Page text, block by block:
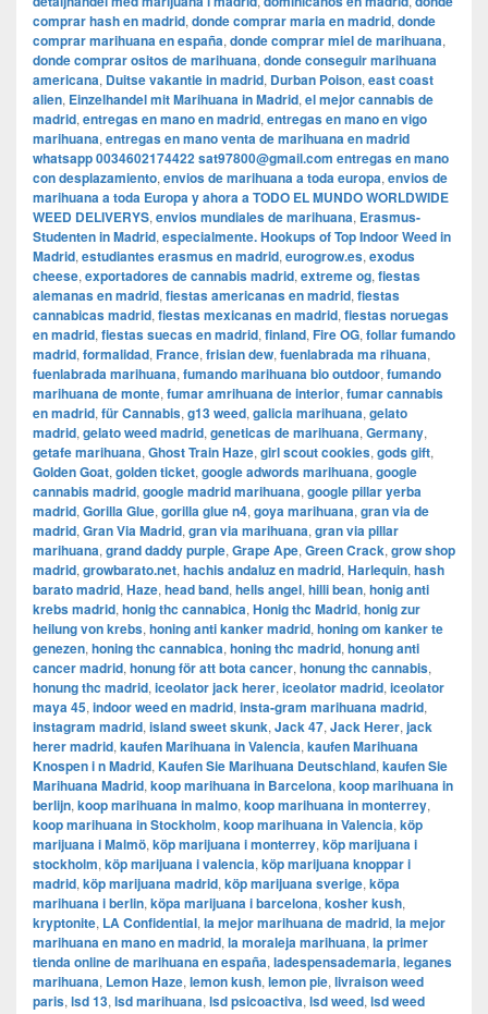
comprar hash en madrid, donde comprar maria en madrid, donde
comprar marihuana en españa, donde comprar miel de marihuana,
donde comprar ositos de marihuana, donde conseguir marihuana
americana, Duitse vakantie in madrid, Durban Poison, east coast
alien, Einzelhandel mit Marihuana in Madrid, el mejor cannabis de
madrid, entregas en mano en madrid, entregas en mano en vigo
marihuana, entregas en mano venta de marihuana en madrid
whatsapp 0034602174422 sat97800@gmail.com entregas en mano
con desplazamiento, envios de marihuana a toda europa, envios de
marihuana a toda Europa y ahora a TODO EL MUNDO WORLDWIDE
WEED DELIVERYS, envios mundiales de marihuana, Erasmus-
Studenten in Madrid, especialmente. Hookups of Top Indoor Weed in
Madrid, estudiantes erasmus en madrid, eurogrow.es, exodus
cheese, exportadores de cannabis madrid, extreme og, fiestas
alemanas en madrid, fiestas americanas en madrid, fiestas
cannabicas madrid, fiestas mexicanas en madrid, fiestas noruegas
en madrid, fiestas suecas en madrid, finland, Fire OG, follar fumando
madrid, formalidad, France, frisian dew, fuenlabrada ma rihuana,
fuenlabrada marihuana, fumando marihuana bio outdoor, fumando
marihuana de monte, fumar amrihuana de interior, fumar cannabis
en madrid, für Cannabis, g13 weed, galicia marihuana, gelato
madrid, gelato weed madrid, geneticas de marihuana, Germany,
getafe marihuana, Ghost Train Haze, girl scout cookies, gods gift,
Golden Goat, golden ticket, google adwords marihuana, google
cannabis madrid, google madrid marihuana, google pillar yerba
madrid, Gorilla Glue, gorilla glue n4, goya marihuana, gran via de
madrid, ​​Gran Via Madrid, gran via marihuana, gran via pillar
marihuana, grand daddy purple, Grape Ape, Green Crack, grow shop
madrid, growbarato.net, hachis andaluz en madrid, Harlequin, hash
barato madrid, Haze, head band, hells angel, hilli bean, honig anti
krebs madrid, honig thc cannabica, Honig thc Madrid, honig zur
heilung von krebs, honing anti kanker madrid, honing om kanker te
genezen, honing thc cannabica, honing thc madrid, honung anti
cancer madrid, honung för att bota cancer, honung thc cannabis,
honung thc madrid, iceolator jack herer, iceolator madrid, iceolator
maya 45, indoor weed en madrid, insta-gram marihuana madrid,
instagram madrid, island sweet skunk, Jack 47, Jack Herer, jack
herer madrid, kaufen Marihuana in Valencia, kaufen Marihuana
Knospen i n Madrid, Kaufen Sie Marihuana Deutschland, kaufen Sie
Marihuana Madrid, koop marihuana in Barcelona, koop marihuana in
berlijn, koop marihuana in malmo, koop marihuana in monterrey,
koop marihuana in Stockholm, ​​koop marihuana in Valencia, köp
marijuana i Malmö, köp marijuana i monterrey, köp marijuana i
stockholm, ​​köp marijuana i valencia, köp marijuana knoppar i
madrid, köp marijuana madrid, köp marijuana sverige, köpa
marihuana i berlin, köpa marijuana i barcelona, kosher kush,
kryptonite, LA Confidential, la mejor marihuana de madrid, la mejor
marihuana en mano en madrid, la moraleja marihuana, la primer
tienda online de marihuana en españa, ladespensademaria, leganes
marihuana, Lemon Haze, lemon kush, lemon pie, livraison weed
paris, lsd 13, lsd marihuana, lsd psicoactiva, lsd weed, lsd weed